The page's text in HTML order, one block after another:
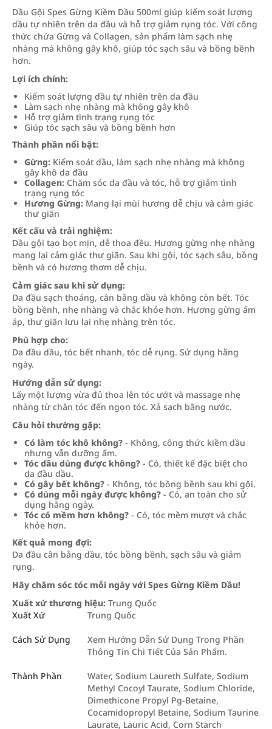
Dầu Gội Spes Gừng Kiềm Dầu 500ml giúp kiểm soát lượng
dầu tự nhiên trên da đầu và hỗ trợ giảm rụng tóc. Với công
thức chứa Gừng và Collagen, sản phẩm làm sạch nhẹ
nhàng mà không gây khô, giúp tóc sạch sâu và bồng bềnh
hơn.
Lợi ích chính:
Kiểm soát lượng dầu tự nhiên trên da đầu
Làm sạch nhẹ nhàng mà không gây khô
Hỗ trợ giảm tình trạng rụng tóc
Giúp tóc sạch sâu và bồng bềnh hơn
Thành phần nổi bật:
Gừng: Kiểm soát dầu, làm sạch nhẹ nhàng mà không
gây khô da đầu
Collagen: Chăm sóc da đầu và tóc, hỗ trợ giảm tình
trạng rụng tóc
Hương Gừng: Mang lại mùi hương dễ chịu và cảm giác
thư giãn
Kết cấu và trải nghiệm:
Dầu gội tạo bọt mịn, dễ thoa đều. Hương gừng nhẹ nhàng
mang lại cảm giác thư giãn. Sau khi gội, tóc sạch sâu, bồng
bềnh và có hương thơm dễ chịu.
Cảm giác sau khi sử dụng:
Da đầu sạch thoáng, cân bằng dầu và không còn bết. Tóc
bồng bềnh, nhẹ nhàng và chắc khỏe hơn. Hương gừng ấm
áp, thư giãn lưu lại nhẹ nhàng trên tóc.
Phù hợp cho:
Da đầu dầu, tóc bết nhanh, tóc dễ rụng. Sử dụng hằng
ngày.
Hướng dẫn sử dụng:
Lấy một lượng vừa đủ thoa lên tóc ướt và massage nhẹ
nhàng từ chân tóc đến ngọn tóc. Xả sạch bằng nước.
Câu hỏi thường gặp:
Có làm tóc khô không? - Không, công thức kiềm dầu
nhưng vẫn dưỡng ẩm.
Tóc dầu dùng được không? - Có, thiết kế đặc biệt cho
da đầu dầu.
Có gây bết không? - Không, tóc bồng bềnh sau khi gội.
Có dùng mỗi ngày được không? - Có, an toàn cho sử
dụng hằng ngày.
Tóc có mềm hơn không? - Có, tóc mềm mượt và chắc
khỏe hơn.
Kết quả mong đợi:
Da đầu cân bằng dầu, tóc bồng bềnh, sạch sâu và giảm
rụng.
Hãy chăm sóc tóc mỗi ngày với Spes Gừng Kiềm Dầu!
Xuất xứ thương hiệu: Trung Quốc
Xuất Xứ
Trung Quốc
Cách Sử Dụng
Xem Hướng Dẫn Sử Dụng Trong Phần
Thông Tin Chi Tiết Của Sản Phẩm.
Thành Phần
Water, Sodium Laureth Sulfate, Sodium
Methyl Cocoyl Taurate, Sodium Chloride,
Dimethicone Propyl Pg-Betaine,
Cocamidopropyl Betaine, Sodium Taurine
Laurate, Lauric Acid, Corn Starch